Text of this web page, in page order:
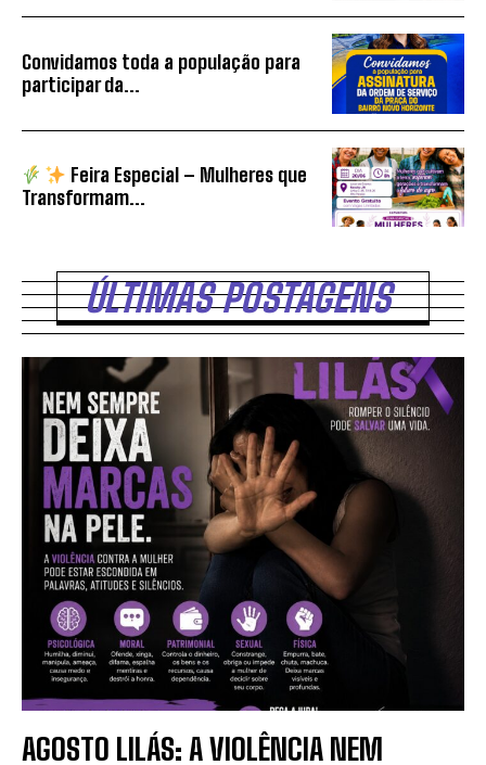
Convidamos toda a população para
participar da...
Feira Especial – Mulheres que
Transformam...
ÚLTIMAS POSTAGENS
AGOSTO LILÁS: A VIOLÊNCIA NEM